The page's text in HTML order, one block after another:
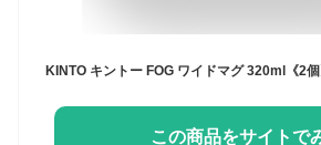
この商品をサイトで